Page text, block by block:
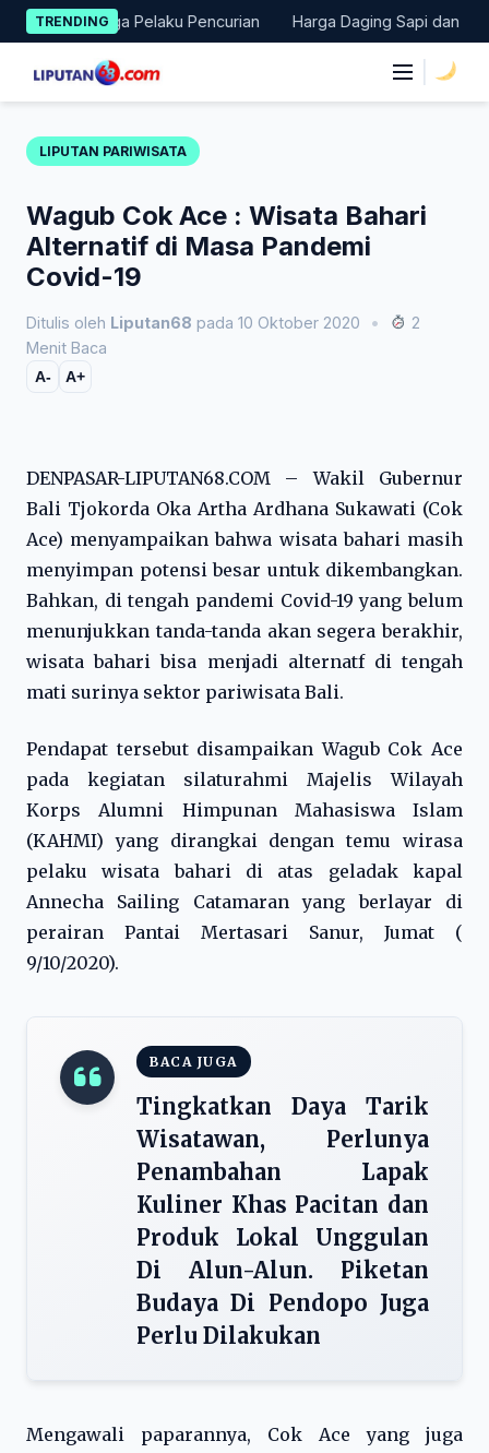
Skip
to
content
TRENDING
Terduga Pelaku Pencurian Harga Daging Sapi dan Cabai
LIPUTAN PARIWISATA
Wagub Cok Ace : Wisata Bahari
Alternatif di Masa Pandemi
Covid-19
Ditulis oleh Liputan68 pada 10 Oktober 2020 •
2
Menit Baca
A- A+
DENPASAR-LIPUTAN68.COM – Wakil Gubernur
Bali Tjokorda Oka Artha Ardhana Sukawati (Cok
Ace) menyampaikan bahwa wisata bahari masih
menyimpan potensi besar untuk dikembangkan.
Bahkan, di tengah pandemi Covid-19 yang belum
menunjukkan tanda-tanda akan segera berakhir,
wisata bahari bisa menjadi alternatf di tengah
mati surinya sektor pariwisata Bali.
Pendapat tersebut disampaikan Wagub Cok Ace
pada kegiatan silaturahmi Majelis Wilayah
Korps Alumni Himpunan Mahasiswa Islam
(KAHMI) yang dirangkai dengan temu wirasa
pelaku wisata bahari di atas geladak kapal
Annecha Sailing Catamaran yang berlayar di
perairan Pantai Mertasari Sanur, Jumat (
9/10/2020).
BACA JUGA
Tingkatkan Daya Tarik
Wisatawan, Perlunya
Penambahan Lapak
Kuliner Khas Pacitan dan
Produk Lokal Unggulan
Di Alun-Alun. Piketan
Budaya Di Pendopo Juga
Perlu Dilakukan
Mengawali paparannya, Cok Ace yang juga